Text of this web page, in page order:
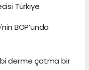
Türkiye.
BOP’unda
derme çatma bir